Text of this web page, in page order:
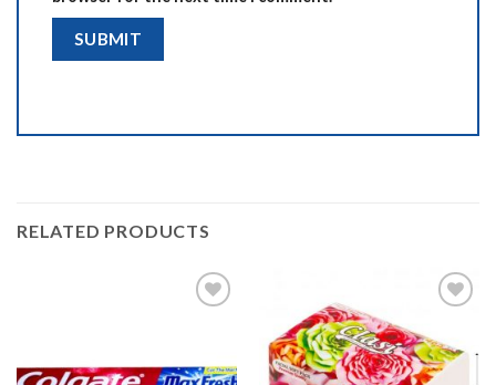
RELATED PRODUCTS
wishlist
Add to
wishlist